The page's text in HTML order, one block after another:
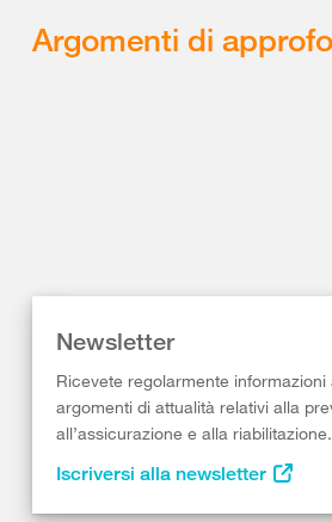
Argomenti di
Newsletter
Ricevete regolarmente informazioni
argomenti di attualità relativi alla
all’assicurazione e alla riabilitazione.
Iscriversi alla newsletter